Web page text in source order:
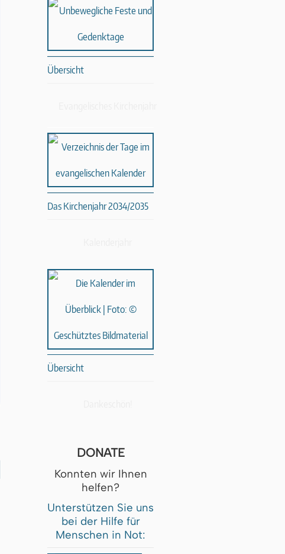
Übersicht
Das Kirchenjahr 2034/2035
Übersicht
DONATE
Konnten wir Ihnen
helfen?
Unterstützen Sie uns
bei der Hilfe für
Menschen in Not: